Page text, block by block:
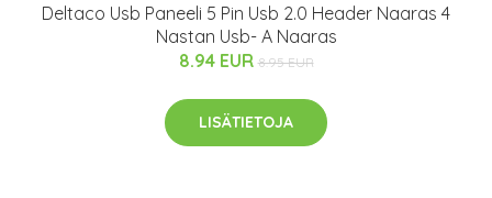
Deltaco Usb Paneeli 5 Pin Usb 2.0 Header Naaras 4
Nastan Usb- A Naaras
8.94 EUR 8.95 EUR
LISÄTIETOJA